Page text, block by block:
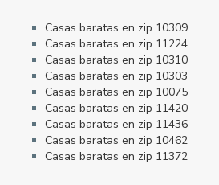
Casas baratas en zip 10309
Casas baratas en zip 11224
Casas baratas en zip 10310
Casas baratas en zip 10303
Casas baratas en zip 10075
Casas baratas en zip 11420
Casas baratas en zip 11436
Casas baratas en zip 10462
Casas baratas en zip 11372